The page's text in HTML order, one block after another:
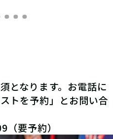
となります。お電話に
トを予約」とお問い合
要予約）